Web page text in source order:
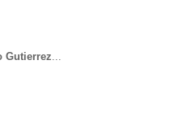
Gutierrez...